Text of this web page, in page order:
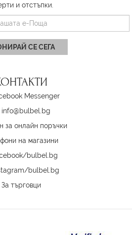
и отстъпки.
СЕ СЕГА
Messenger
info@bulbel.bg
за онлайн поръчки
на магазини
bulbel.bg
bulbel.bg
За търговци